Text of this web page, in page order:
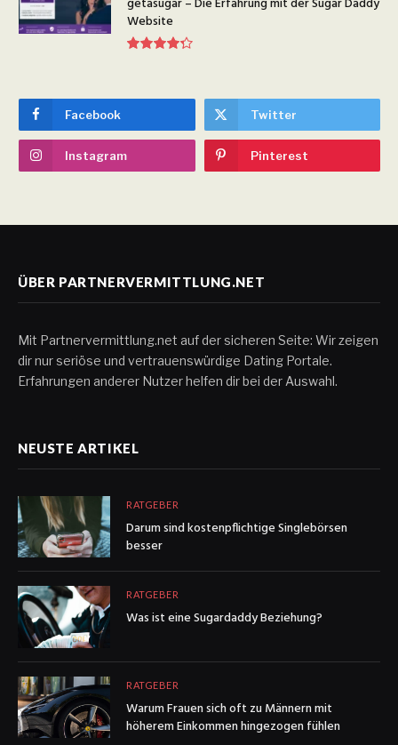
getasugar – Die Erfahrung mit der Sugar Daddy
Website
Facebook Twitter
Instagram Pinterest
ÜBER PARTNERVERMITTLUNG.NET
Mit Partnervermittlung.net auf der sicheren Seite: Wir zeigen
dir nur seriöse und vertrauenswürdige Dating Portale.
Erfahrungen anderer Nutzer helfen dir bei der Auswahl.
NEUSTE ARTIKEL
RATGEBER
Darum sind kostenpflichtige Singlebörsen
besser
RATGEBER
Was ist eine Sugardaddy Beziehung?
RATGEBER
Warum Frauen sich oft zu Männern mit
höherem Einkommen hingezogen fühlen